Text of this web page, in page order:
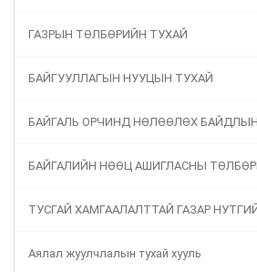
ГАЗРЫН ТӨЛБӨРИЙН ТУХАЙ
БАЙГУУЛЛАГЫН НУУЦЫН ТУХАЙ
БАЙГАЛЬ ОРЧИНД НӨЛӨӨЛӨХ БАЙДЛЫН
БАЙГАЛИЙН НӨӨЦ АШИГЛАСНЫ
ТУСГАЙ ХАМГААЛАЛТТАЙ ГАЗАР
Аялал жуулчлалын тухай хууль